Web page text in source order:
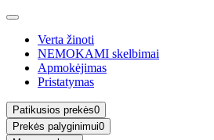
Verta žinoti
NEMOKAMI skelbimai
Apmokėjimas
Pristatymas
Patikusios prekės0
Prekės palyginimui0